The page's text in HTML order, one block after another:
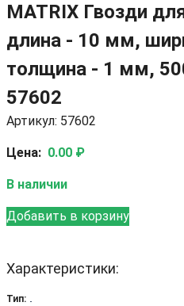
MATRIX Гвозди
длина - 10 мм,
толщина - 1 мм,
57602
Артикул: 57602
Цена: 0.00 ₽
В наличии
Добавить в корзину
Характеристики:
Тип: